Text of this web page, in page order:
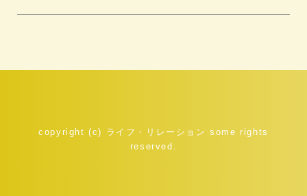
copyright (c) ライフ・リレーション some rights
reserved.